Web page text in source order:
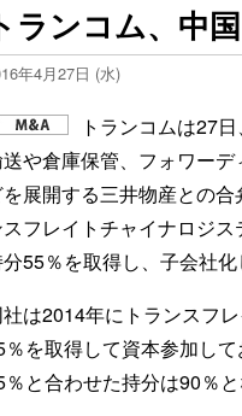
ランコム、中
年4月27日 (水)
トランコムは27
や倉庫保管、フォワーデ
を展開する三井物産との合
スフレイトチャイナロジ
55％を取得し、子会社化
は2014年にトランスフ
％を取得して資本参加し
％と合わせた持分は90％と